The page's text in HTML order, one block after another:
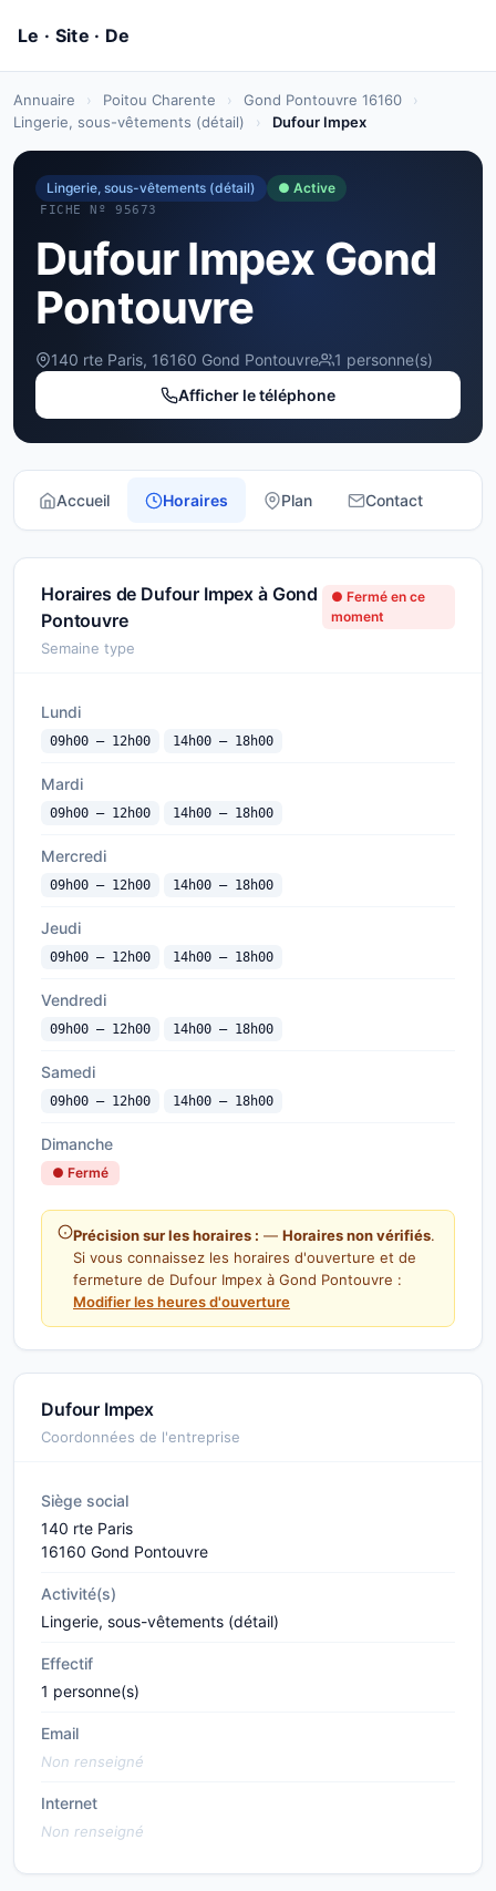
Annuaire › Poitou Charente › Gond Pontouvre 16160
›
Lingerie, sous-vêtements (détail)
› Dufour Impex
Lingerie, sous-vêtements (détail) ● Active
FICHE Nº 95673
Dufour Impex Gond
Pontouvre
140 rte Paris, 16160 Gond Pontouvre
1 personne(s)
Afficher le téléphone
Accueil Horaires Plan Contact
Horaires de Dufour Impex à Gond
Pontouvre
● Fermé en ce
moment
Semaine type
Lundi
09h00 — 12h00 14h00 — 18h00
Mardi
09h00 — 12h00 14h00 — 18h00
Mercredi
09h00 — 12h00 14h00 — 18h00
Jeudi
09h00 — 12h00 14h00 — 18h00
Vendredi
09h00 — 12h00 14h00 — 18h00
Samedi
09h00 — 12h00 14h00 — 18h00
Dimanche
● Fermé
Précision sur les horaires : — Horaires non vérifiés.
Si vous connaissez les horaires d'ouverture et de
fermeture de Dufour Impex à Gond Pontouvre :
Modifier les heures d'ouverture
Dufour Impex
Coordonnées de l'entreprise
Siège social
140 rte Paris
16160 Gond Pontouvre
Activité(s)
Lingerie, sous-vêtements (détail)
Effectif
1 personne(s)
Email
Non renseigné
Internet
Non renseigné